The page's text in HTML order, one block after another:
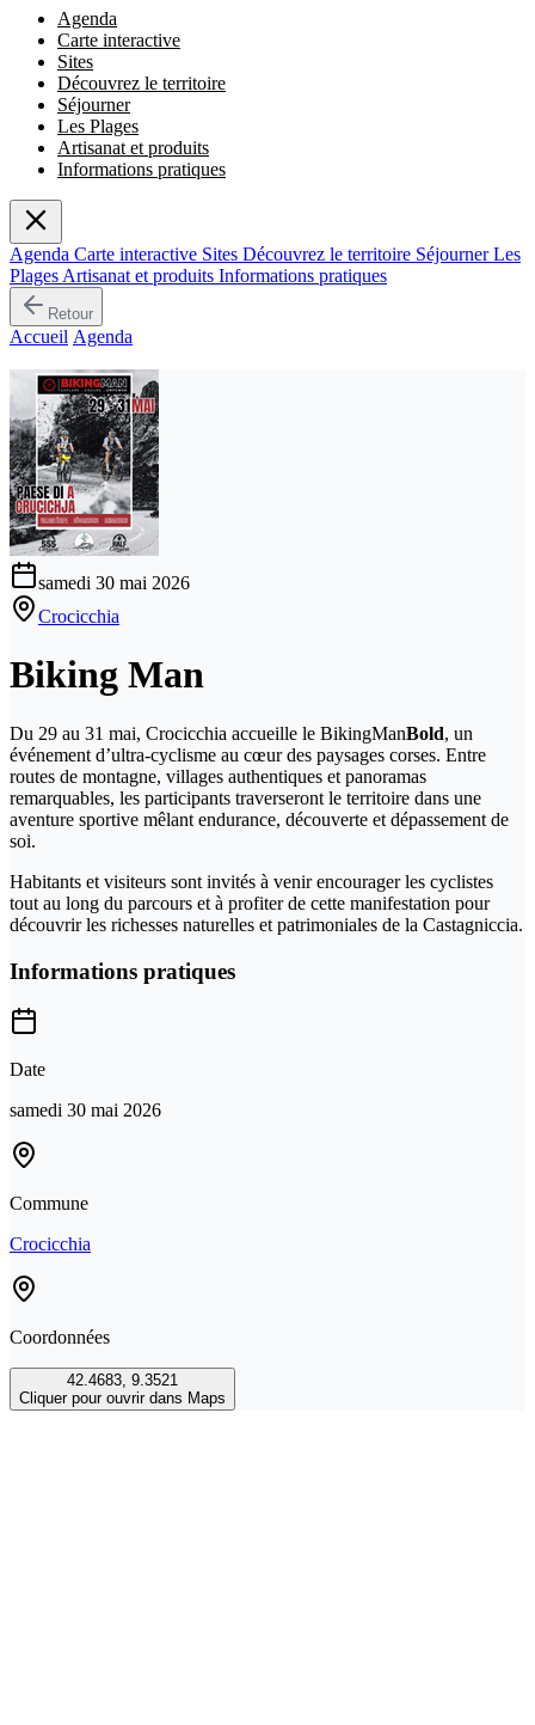
Agenda
Carte interactive
Sites
Découvrez le territoire
Séjourner
Les Plages
Artisanat et produits
Informations pratiques
Agenda Carte interactive Sites Découvrez le territoire SéjournerLes
Plages Artisanat et produits Informations pratiques
Retour
Accueil Agenda
samedi 30 mai 2026
Crocicchia
Biking Man
Du 29 au 31 mai, Crocicchia accueille le BikingManBold, un
événement d’ultra-cyclisme au cœur des paysages corses. Entre
routes de montagne, villages authentiques et panoramas
remarquables, les participants traverseront le territoire dans une
aventure sportive mêlant endurance, découverte et dépassement de
soi.
Habitants et visiteurs sont invités à venir encourager les cyclistes
tout au long du parcours et à profiter de cette manifestation pour
découvrir les richesses naturelles et patrimoniales de la Castagniccia.
Informations pratiques
Date
samedi 30 mai 2026
Commune
Crocicchia
Coordonnées
42.4683, 9.3521
Cliquer pour ouvrir dans Maps